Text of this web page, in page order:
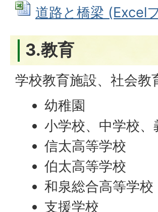
道路と橋梁 (Excel
3.教育
学校教育施設、社会
幼稚園
小学校、中学校
信太高等学校
伯太高等学校
和泉総合高等学校
支援学校